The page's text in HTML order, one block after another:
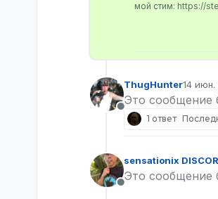
мой стим: https://
Не в сети
ThugHunter14 июн.
Это сообщение
1 ответ
Не в сети
sensationix
Это сообщение